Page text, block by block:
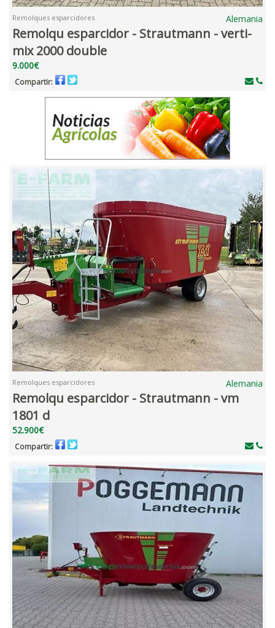
Remolques esparcidores Alemania
Remolqu esparcidor - Strautmann - verti-
mix 2000 double
9.000€
Compartir:
Remolques esparcidores Alemania
Remolqu esparcidor - Strautmann - vm
1801 d
52.900€
Compartir: